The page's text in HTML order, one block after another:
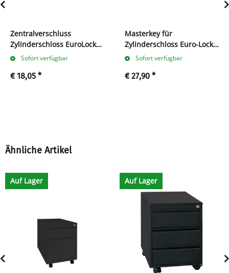
Zentralverschluss
Zylinderschloss EuroLocks
25A inkl. 2 Schlüssel
Sofort verfügbar
€ 18,05 *
Masterkey für
Zylinderschloss Euro-Locks
25 ASofort verfügbar
€ 27,90 *
Ähnliche Artikel
Auf Lager Auf Lager